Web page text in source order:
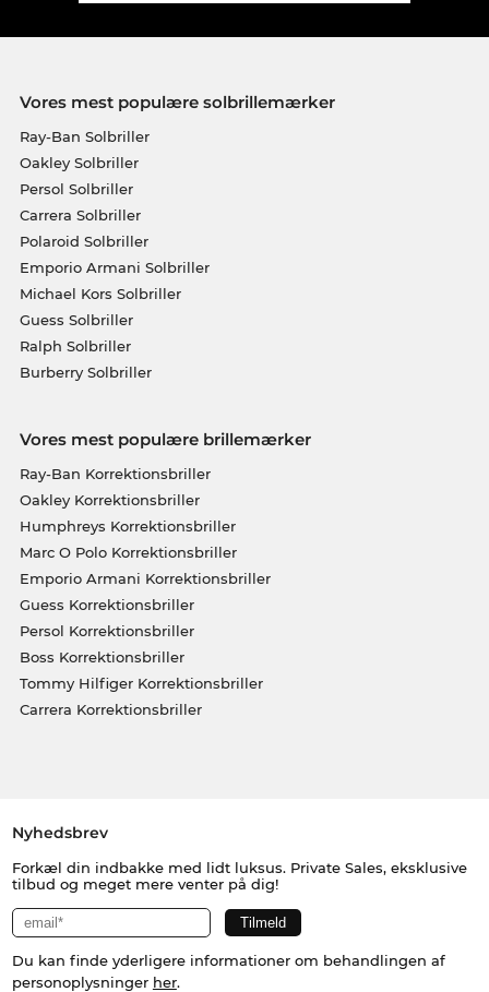
Vores mest populære solbrillemærker
Ray-Ban Solbriller
Oakley Solbriller
Persol Solbriller
Carrera Solbriller
Polaroid Solbriller
Emporio Armani Solbriller
Michael Kors Solbriller
Guess Solbriller
Ralph Solbriller
Burberry Solbriller
Vores mest populære brillemærker
Ray-Ban Korrektionsbriller
Oakley Korrektionsbriller
Humphreys Korrektionsbriller
Marc O Polo Korrektionsbriller
Emporio Armani Korrektionsbriller
Guess Korrektionsbriller
Persol Korrektionsbriller
Boss Korrektionsbriller
Tommy Hilfiger Korrektionsbriller
Carrera Korrektionsbriller
Nyhedsbrev
Forkæl din indbakke med lidt luksus. Private Sales, eksklusive
tilbud og meget mere venter på dig!
Du kan finde yderligere informationer om behandlingen af
personoplysninger her.